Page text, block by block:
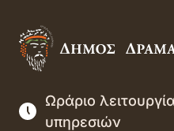
Ωράριο
υπηρεσιών